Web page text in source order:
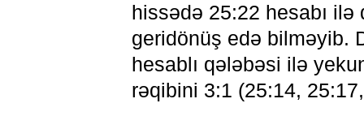
hissədə 25:22 hesabı
geridönüş edə bilməyib.
hesablı qələbəsi ilə
rəqibini 3:1 (25:14,